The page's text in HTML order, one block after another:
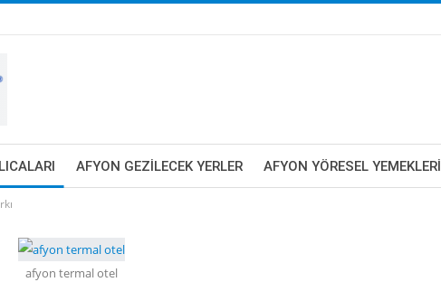
AFYON GEZILECEK YERLER AFYON YÖRESEL YEMEKLERI
afyon termal otel